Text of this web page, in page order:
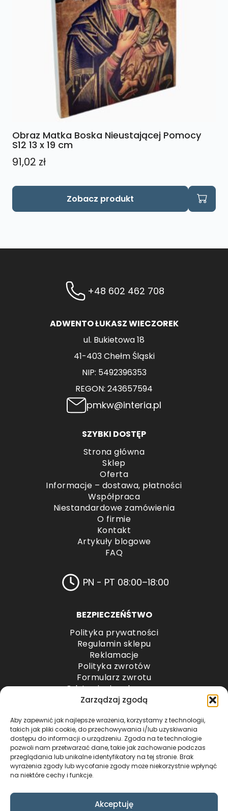
Zarządzaj zgodą
Aby zapewnić jak najlepsze wrażenia, korzystamy z technologii,
takich jak pliki cookie, do przechowywania i/lub uzyskiwania
dostępu do informacji o urządzeniu. Zgoda na te technologie
pozwoli nam przetwarzać dane, takie jak zachowanie podczas
przeglądania lub unikalne identyfikatory na tej stronie. Brak
wyrażenia zgody lub wycofanie zgody może niekorzystnie wpłynąć
na niektóre cechy i funkcje.
Akceptuję
Obraz Matka Boska Nieustającej Pomocy
S12 13 x 19 cm
91,02 zł
Zobacz produkt
+48 602 462 708
ADWENTO ŁUKASZ WIECZOREK
ul. Bukietowa 18
41-403 Chełm Śląski
NIP: 5492396353
REGON: 243657594
pmkw@interia.pl
SZYBKI DOSTĘP
Strona główna
Sklep
Oferta
Informacje – dostawa, płatności
Współpraca
Niestandardowe zamówienia
O firmie
Kontakt
Artykuły blogowe
FAQ
PN - PT 08:00–18:00
BEZPIECZEŃŚTWO
Polityka prywatności
Regulamin sklepu
Reklamacje
Polityka zwrotów
Formularz zwrotu
Odstąpienie od umowy
Odstąpienie od umowy – przesyłki paletowe
METODY PŁATNOŚCI